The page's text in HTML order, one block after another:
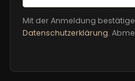
Mit der Anmeldung
Datenschutzerklärung.